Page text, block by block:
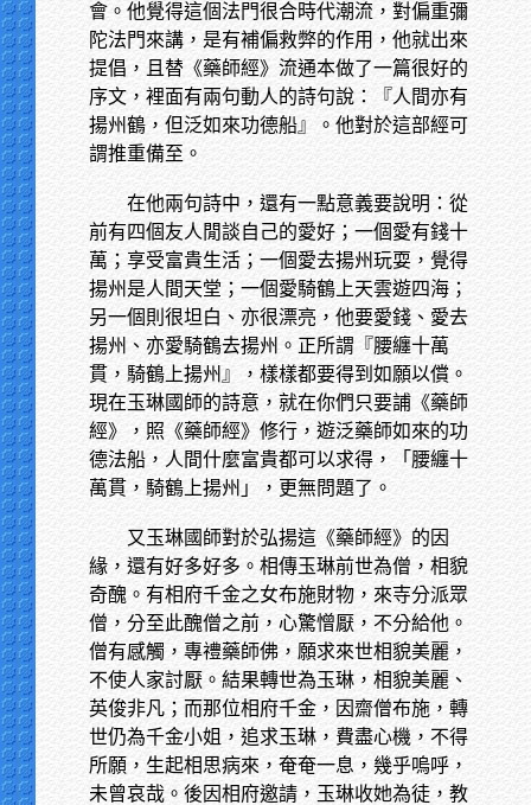
會。他覺得這個法門很合時代潮流，對偏重彌
陀法門來講，是有補偏救弊的作用，他就出來
提倡，且替《藥師經》流通本做了一篇很好的
序文，裡面有兩句動人的詩句說：『人間亦有
揚州鶴，但泛如來功德船』。他對於這部經可
謂推重備至。
在他兩句詩中，還有一點意義要說明：從
前有四個友人閒談自己的愛好；一個愛有錢十
萬；享受富貴生活；一個愛去揚州玩耍，覺得
揚州是人間天堂；一個愛騎鶴上天雲遊四海；
另一個則很坦白、亦很漂亮，他要愛錢、愛去
揚州、亦愛騎鶴去揚州。正所謂『腰纏十萬
貫，騎鶴上揚州』，樣樣都要得到如願以償。
現在玉琳國師的詩意，就在你們只要誧《藥師
經》，照《藥師經》修行，遊泛藥師如來的功
德法船，人間什麼富貴都可以求得，「腰纏十
萬貫，騎鶴上揚州」，更無問題了。
又玉琳國師對於弘揚這《藥師經》的因
緣，還有好多好多。相傳玉琳前世為僧，相貌
奇醜。有相府千金之女布施財物，來寺分派眾
僧，分至此醜僧之前，心驚憎厭，不分給他。
僧有感觸，專禮藥師佛，願求來世相貌美麗，
不使人家討厭。結果轉世為玉琳，相貌美麗、
英俊非凡；而那位相府千金，因齋僧布施，轉
世仍為千金小姐，追求玉琳，費盡心機，不得
所願，生起相思病來，奄奄一息，幾乎嗚呼，
未曾哀哉。後因相府邀請，玉琳收她為徒，教